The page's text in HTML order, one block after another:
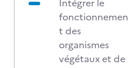
Intégrer le
fonctionnemen
t des
organismes
végétaux et de